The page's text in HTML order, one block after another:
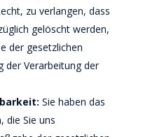
zu verlangen, dass
gelöscht werden,
der gesetzlichen
der Verarbeitung der
Sie haben das
die Sie uns